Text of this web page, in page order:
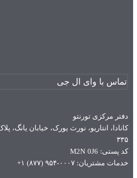
تماس با وای ال جی
دفتر مرکزی تورنتو
۳۳۵
کد پستی: M2N 0J6
خدمات مشتریان: ۰۰۰۷-۹۵۴ (۸۷۷) ۱+